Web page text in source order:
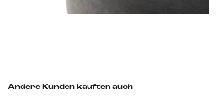
Andere Kunden kauften auch